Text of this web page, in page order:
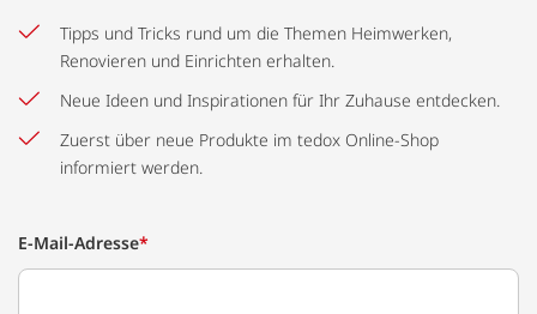
Tipps und Tricks rund um die Themen Heimwerken,
Renovieren und Einrichten erhalten.
Neue Ideen und Inspirationen für Ihr Zuhause entdecken.
Zuerst über neue Produkte im tedox Online-Shop
informiert werden.
E-Mail-Adresse*